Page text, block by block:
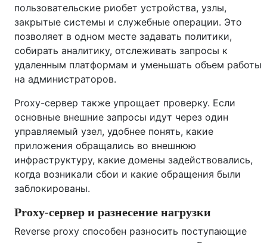
пользовательские риобет устройства, узлы,
закрытые системы и служебные операции. Это
позволяет в одном месте задавать политики,
собирать аналитику, отслеживать запросы к
удаленным платформам и уменьшать объем работы
на администраторов.
Proxy-сервер также упрощает проверку. Если
основные внешние запросы идут через один
управляемый узел, удобнее понять, какие
приложения обращались во внешнюю
инфраструктуру, какие домены задействовались,
когда возникали сбои и какие обращения были
заблокированы.
Proxy-сервер и разнесение нагрузки
Reverse proxy способен разносить поступающие